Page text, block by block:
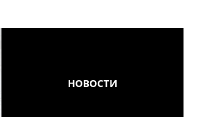
НОВОСТИ